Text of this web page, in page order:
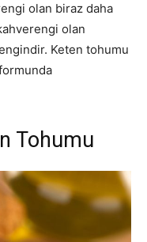
olan biraz daha
olan
Keten tohumu
Tohumu